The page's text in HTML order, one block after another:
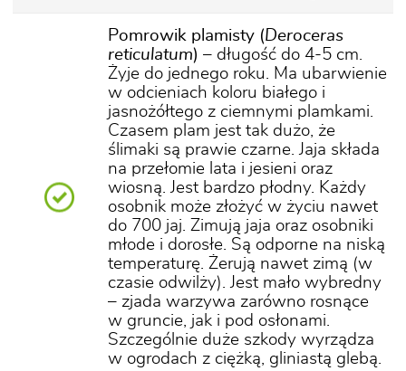
Pomrowik plamisty (Deroceras
reticulatum) – długość do 4-5 cm.
Żyje do jednego roku. Ma ubarwienie
w odcieniach koloru białego i
jasnożółtego z ciemnymi plamkami.
Czasem plam jest tak dużo, że
ślimaki są prawie czarne. Jaja składa
na przełomie lata i jesieni oraz
wiosną. Jest bardzo płodny. Każdy
osobnik może złożyć w życiu nawet
do 700 jaj. Zimują jaja oraz osobniki
młode i dorosłe. Są odporne na niską
temperaturę. Żerują nawet zimą (w
czasie odwilży). Jest mało wybredny
– zjada warzywa zarówno rosnące
w gruncie, jak i pod osłonami.
Szczególnie duże szkody wyrządza
w ogrodach z ciężką, gliniastą glebą.